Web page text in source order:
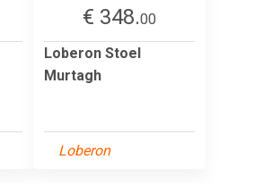
€ 348.00
Loberon Stoel
Murtagh
Loberon